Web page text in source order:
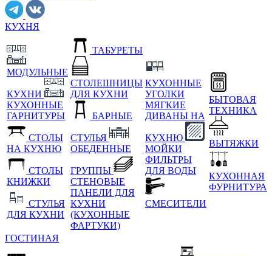
КУХНЯ
МОДУЛЬНЫЕ
КУХНИ
КУХОННЫЕ
ГАРНИТУРЫ
СТОЛЫ
НА КУХНЮ
СТОЛЫ
КНИЖКИ
СТУЛЬЯ
ДЛЯ КУХНИ
ТАБУРЕТЫ
СТОЛЕШНИЦЫ
ДЛЯ КУХНИ
БАРНЫЕ
СТУЛЬЯ
ОБЕДЕННЫЕ
ГРУППЫ
СТЕНОВЫЕ
ПАНЕЛИ ДЛЯ
КУХНИ
(КУХОННЫЕ
ФАРТУКИ)
КУХОННЫЕ
УГОЛКИ
МЯГКИЕ
ДИВАНЫ НА
КУХНЮ
МОЙКИ
ФИЛЬТРЫ
ДЛЯ ВОДЫ
СМЕСИТЕЛИ
БЫТОВАЯ
ТЕХНИКА
ВЫТЯЖКИ
КУХОННАЯ
ФУРНИТУРА
ГОСТИНАЯ